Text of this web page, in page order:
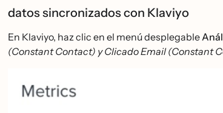
datos sincronizados con Klaviyo
En Klaviyo, haz clic en el menú desplegable
(Constant Contact) yClicado Email (Constant